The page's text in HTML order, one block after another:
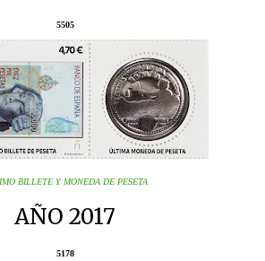
5505
BILLETE Y MONEDA DE PESETA
AÑO 2017
5178